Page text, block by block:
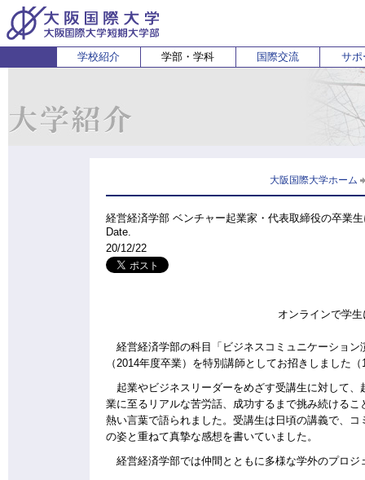
学校紹介 学部・学科
経営学科 国際
国際交流 サポ
卒業生
English
大阪国際大学ホーム
経営経済学部 ベンチャー起業家・代表取締役の卒業
Date.
20/12/22
オンラインで学
経営経済学部の科目「ビジネスコミュニケーショ
（2014年度卒業）を特別講師としてお招きしました
起業やビジネスリーダーをめざす受講生に対して、
業に至るリアルな苦労話、成功するまで挑み続ける
熱い言葉で語られました。受講生は日頃の講義で、
の姿と重ねて真摯な感想を書いていました。
経営経済学部では仲間とともに多様な学外のプロ